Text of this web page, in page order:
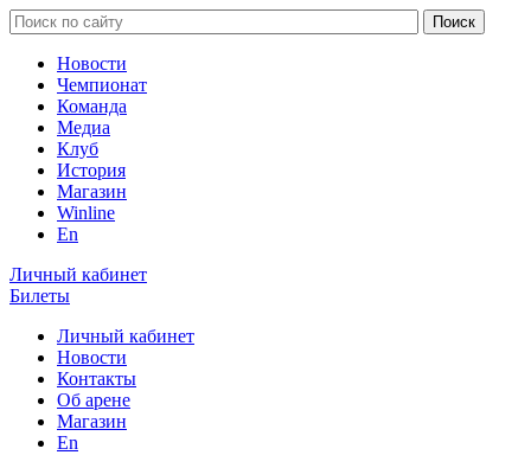
Новости
Чемпионат
Команда
Медиа
Клуб
История
Магазин
Winline
En
Личный кабинет
Билеты
Личный кабинет
Новости
Контакты
Об арене
Магазин
En